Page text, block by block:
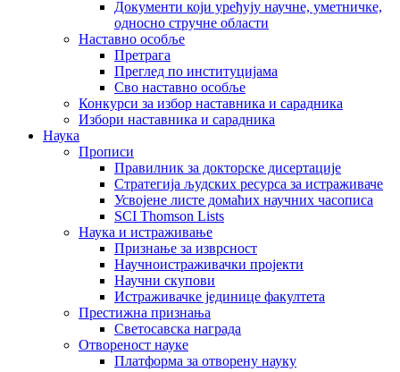
Документи који уређују научне, уметничке,
односно стручне области
Наставно особље
Претрага
Преглед по институцијама
Сво наставно особље
Конкурси за избор наставника и сарадника
Избори наставника и сарадника
Наука
Прописи
Правилник за докторске дисертације
Стратегија људских ресурса за истраживаче
Усвојене листе домаћих научних часописа
SCI Thomson Lists
Наука и истраживање
Признање за изврсност
Научноистраживачки пројекти
Научни скупови
Истраживачке јединице факултета
Престижна признања
Светосавска награда
Отвореност науке
Платформа за отворену науку